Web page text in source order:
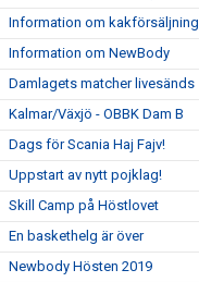
Information om kakförsäljning
Information om NewBody
Damlagets matcher livesänds
Kalmar/Växjö - OBBK Dam B
Dags för Scania Haj Fajv!
Uppstart av nytt pojklag!
Skill Camp på Höstlovet
En baskethelg är över
Newbody Hösten 2019